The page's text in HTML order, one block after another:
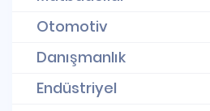
Otomotiv
Danışmanlık
Endüstriyel